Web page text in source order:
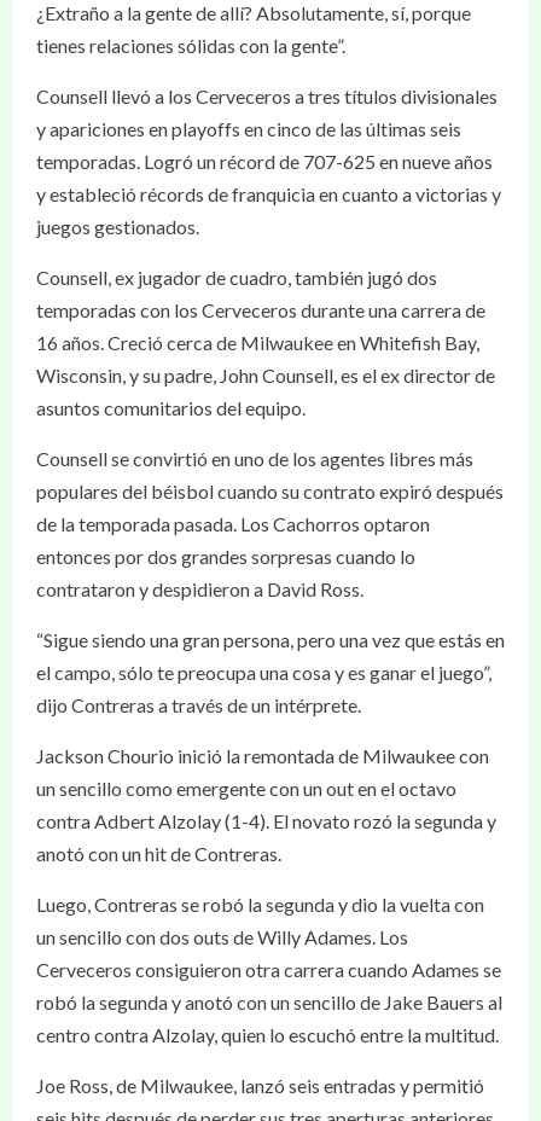
¿Extraño a la gente de allí? Absolutamente, sí, porque
tienes relaciones sólidas con la gente”.
Counsell llevó a los Cerveceros a tres títulos divisionales
y apariciones en playoffs en cinco de las últimas seis
temporadas. Logró un récord de 707-625 en nueve años
y estableció récords de franquicia en cuanto a victorias y
juegos gestionados.
Counsell, ex jugador de cuadro, también jugó dos
temporadas con los Cerveceros durante una carrera de
16 años. Creció cerca de Milwaukee en Whitefish Bay,
Wisconsin, y su padre, John Counsell, es el ex director de
asuntos comunitarios del equipo.
Counsell se convirtió en uno de los agentes libres más
populares del béisbol cuando su contrato expiró después
de la temporada pasada. Los Cachorros optaron
entonces por dos grandes sorpresas cuando lo
contrataron y despidieron a David Ross.
“Sigue siendo una gran persona, pero una vez que estás en
el campo, sólo te preocupa una cosa y es ganar el juego”,
dijo Contreras a través de un intérprete.
Jackson Chourio inició la remontada de Milwaukee con
un sencillo como emergente con un out en el octavo
contra Adbert Alzolay (1-4). El novato rozó la segunda y
anotó con un hit de Contreras.
Luego, Contreras se robó la segunda y dio la vuelta con
un sencillo con dos outs de Willy Adames. Los
Cerveceros consiguieron otra carrera cuando Adames se
robó la segunda y anotó con un sencillo de Jake Bauers al
centro contra Alzolay, quien lo escuchó entre la multitud.
Joe Ross, de Milwaukee, lanzó seis entradas y permitió